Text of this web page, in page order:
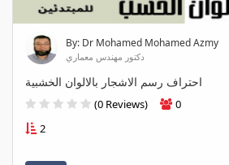
By: Dr Mohamed Mohamed Azmy
دكتور مهندس معماري
احتراف رسم الاشجار بالالوان الخشبية
(0 Reviews) 0
2